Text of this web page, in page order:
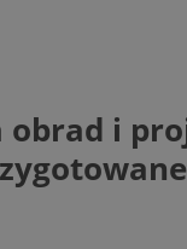
obrad i